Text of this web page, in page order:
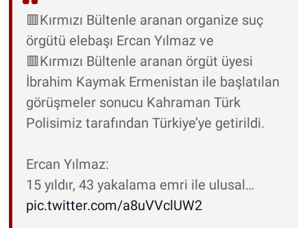
🟥Kırmızı Bültenle aranan organize suç
örgütü elebaşı Ercan Yılmaz ve
🟥Kırmızı Bültenle aranan örgüt üyesi
İbrahim Kaymak Ermenistan ile başlatılan
görüşmeler sonucu Kahraman Türk
Polisimiz tarafından Türkiye’ye getirildi.
Ercan Yılmaz:
15 yıldır, 43 yakalama emri ile ulusal…
pic.twitter.com/a8uVVclUW2